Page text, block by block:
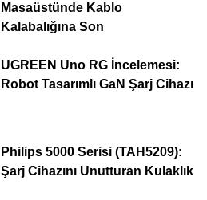
Masaüstünde Kablo
Kalabalığına Son
UGREEN Uno RG İncelemesi:
Robot Tasarımlı GaN Şarj Cihazı
Philips 5000 Serisi (TAH5209):
Şarj Cihazını Unutturan Kulaklık